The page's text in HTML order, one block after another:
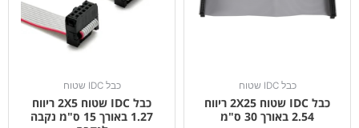
כבל IDC שטוח
כבל IDC שטוח 2X25 ריווח
2.54 באורך 30 ס"מ
כבל IDC שטוח
כבל IDC שטוח 2X5 ריווח
1.27 באורך 15 ס"מ נקבה